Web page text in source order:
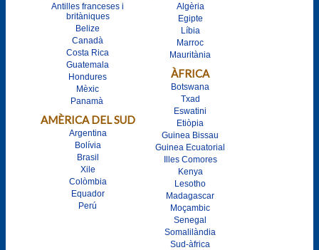
Antilles franceses i
britàniques
Belize
Canadà
Costa Rica
Guatemala
Hondures
Mèxic
Panamà
AMÈRICA DEL SUD
Argentina
Bolívia
Brasil
Xile
Colòmbia
Equador
Perú
Algèria
Egipte
Líbia
Marroc
Mauritània
ÀFRICA
Botswana
Txad
Eswatini
Etiòpia
Guinea Bissau
Guinea Ecuatorial
Illes Comores
Kenya
Lesotho
Madagascar
Moçambic
Senegal
Somalilàndia
Sud-àfrica